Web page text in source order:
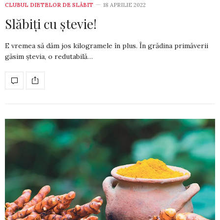
CLUBUL DIETELOR DE SLĂBIT 18 APRILIE 2022
Slăbiți cu ștevie!
E vremea să dăm jos kilo­gra­mele în plus. În grădina pri­măverii
găsim ștevia, o redutabilă…